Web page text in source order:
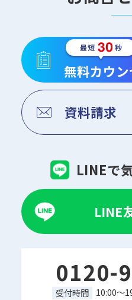
無料カウ
資料請求
LINEで
LINE
0120-
受付時間 10:00～